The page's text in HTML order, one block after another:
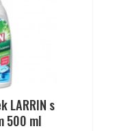
LARRIN s
500 ml